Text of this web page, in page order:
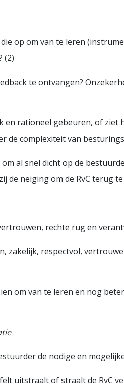
op om van te leren
(2)
te ontvangen?
rationeel gebeuren, of ziet
de complexiteit van
al snel dicht op de
neiging om de RvC terug te
rechte rug en
respectvol,
van te leren en nog
de nodige en
uitstraalt of straalt de RvC